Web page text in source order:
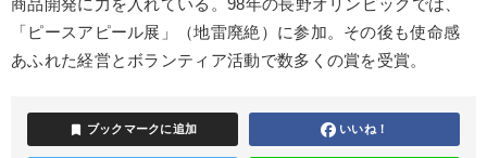
商品開発に力を入れている。98年の長野オリンピックでは、
「ピースアピール展」（地雷廃絶）に参加。その後も使命感
あふれた経営とボランティア活動で数多くの賞を受賞。
bookmark ブックマークに追加 いいね！